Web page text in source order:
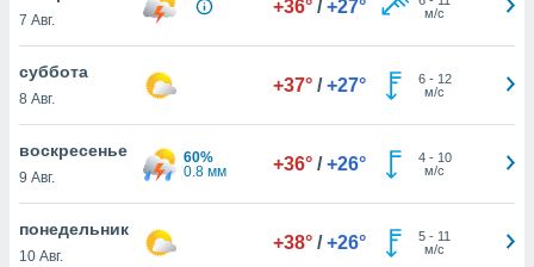
действия
рекламу
нашей
7 Авг.
+36° / +27°
м/с
суббота
8 Авг.
+37° / +27° 6- 12
м/с
воскресенье
9 Авг.
60%
0.8 мм
+36° / +26° 4- 10
м/с
понедельник
10 Авг.
+38° / +26° 5- 11
м/с